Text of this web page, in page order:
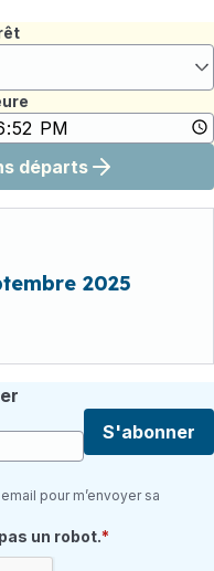
départs
2025
S'abonner
pour m’envoyer sa
un robot.